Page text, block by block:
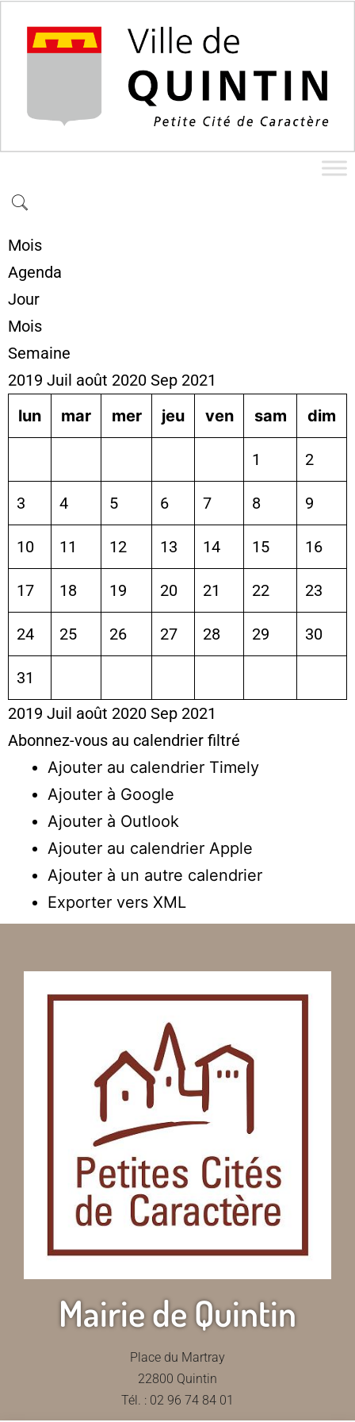
Mois
Agenda
Jour
Mois
Semaine
2019 Juil août 2020 Sep 2021
lun
mar mer jeu ven sam dim
1 2
3 4 5 6 7 8 9
10 11 12 13 14 15 16
17 18 19 20 21 22 23
24 25 26 27 28 29 30
31
2019 Juil août 2020 Sep 2021
Abonnez-vous au calendrier filtré
Ajouter au calendrier Timely
Ajouter à Google
Ajouter à Outlook
Ajouter au calendrier Apple
Ajouter à un autre calendrier
Exporter vers XML
Mairie de Quintin
Place du Martray
22800 Quintin
Tél. : 02 96 74 84 01